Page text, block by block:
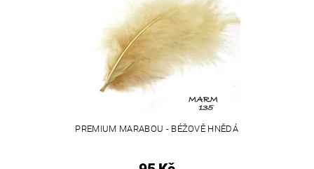
PREMIUM MARABOU - BÉŽOVĚ HNĚDÁ